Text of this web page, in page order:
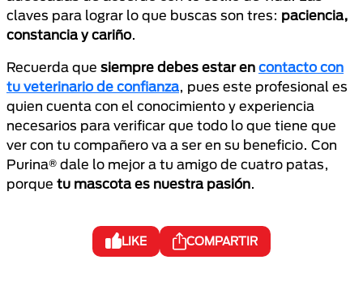
claves para lograr lo que buscas son tres: paciencia,
constancia y cariño.
Recuerda que siempre debes estar en contacto con
tu veterinario de confianza, pues este profesional es
quien cuenta con el conocimiento y experiencia
necesarios para verificar que todo lo que tiene que
ver con tu compañero va a ser en su beneficio. Con
Purina® dale lo mejor a tu amigo de cuatro patas,
porque tu mascota es nuestra pasión.
LIKE COMPARTIR